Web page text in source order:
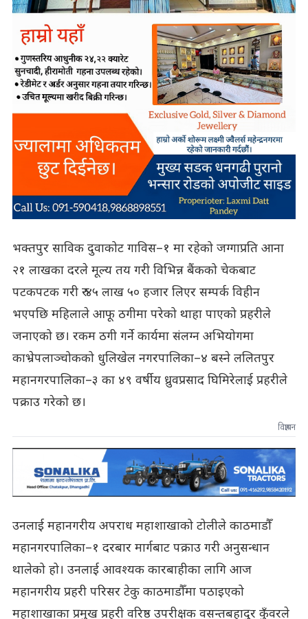
भक्तपुर साविक दुवाकोट गाविस–१ मा रहेको जग्गाप्रति आना
२१ लाखका दरले मूल्य तय गरी विभिन्न बैंकको चेकबाट
पटकपटक गरी रु ४५ लाख ५० हजार लिएर सम्पर्क विहीन
भएपछि महिलाले आफू ठगीमा परेको थाहा पाएको प्रहरीले
जनाएको छ। रकम ठगी गर्ने कार्यमा संलग्न अभियोगमा
काभ्रेपलाञ्चोकको धुलिखेल नगरपालिका–४ बस्ने ललितपुर
महानगरपालिका–३ का ४९ वर्षीय ध्रुवप्रसाद घिमिरेलाई प्रहरीले
पक्राउ गरेको छ।
विज्ञापन
उनलाई महानगरीय अपराध महाशाखाको टोलीले काठमाडौँ
महानगरपालिका–१ दरबार मार्गबाट पक्राउ गरी अनुसन्धान
थालेको हो। उनलाई आवश्यक कारबाहीका लागि आज
महानगरीय प्रहरी परिसर टेकु काठमाडौँमा पठाइएको
महाशाखाका प्रमुख प्रहरी वरिष्ठ उपरीक्षक वसन्तबहादुर कुँवरले